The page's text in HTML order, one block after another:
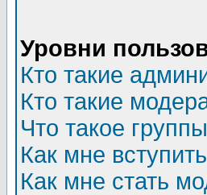
Уровни
Кто такие
Кто такие
Что такое
Как мне
Как мне стать